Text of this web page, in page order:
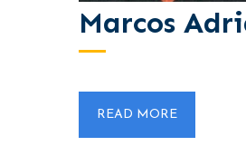
Marcos
READ MORE